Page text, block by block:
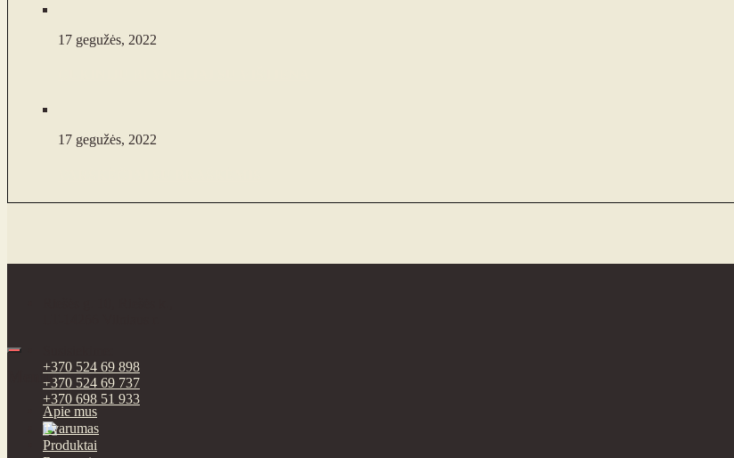
17 gegužės, 2022
17 gegužės, 2022
+370 524 69 898
+370 524 69 737
+370 698 51 933
Meniu
Apie mus
Tvarumas
Produktai